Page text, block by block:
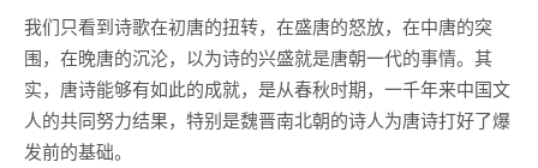
我们只看到诗歌在初唐的扭转，在盛唐的怒放，在中唐的突
围，在晚唐的沉沦，以为诗的兴盛就是唐朝一代的事情。其
实，唐诗能够有如此的成就，是从春秋时期，一千年来中国文
人的共同努力结果，特别是魏晋南北朝的诗人为唐诗打好了爆
发前的基础。